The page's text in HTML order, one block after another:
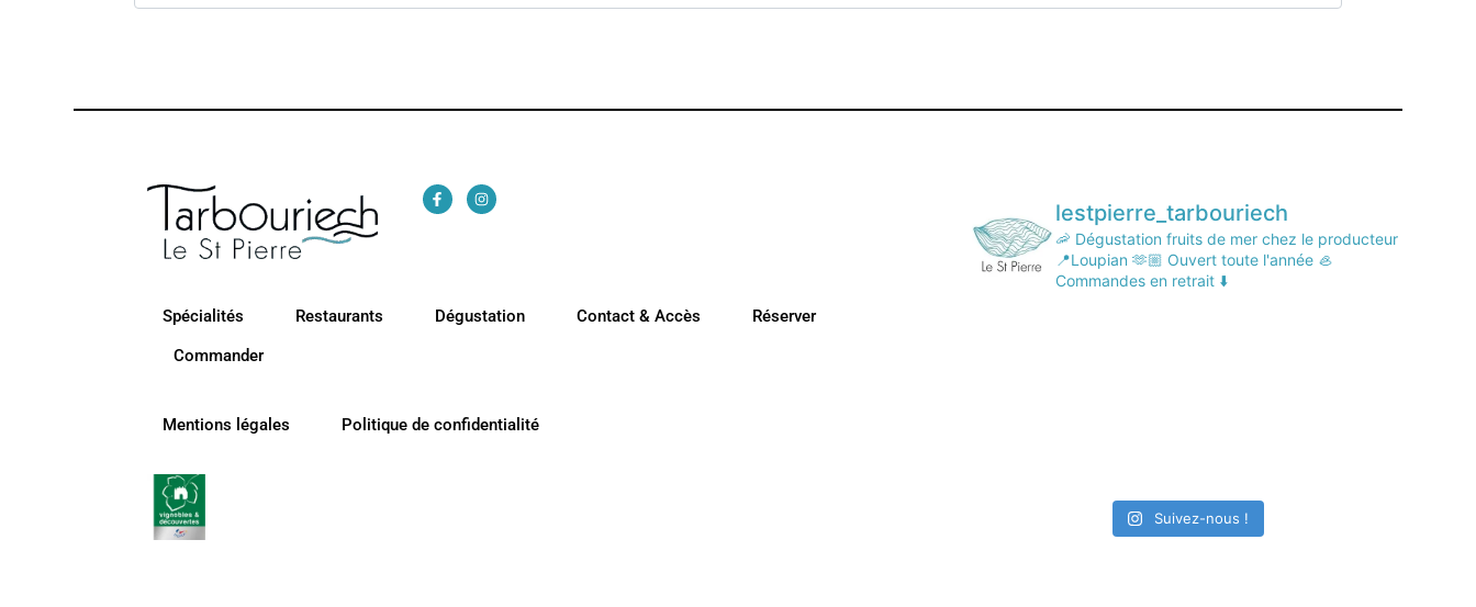
Spécialités Restaurants Dégustation Contact & Accès
Réserver
Commander
Mentions légales Politique de confidentialité
lestpierre_tarbouriech
🦐 Dégustation fruits de mer chez le producteur
📍Loupian 🫶🏼 Ouvert toute l'année 🦪
Commandes en retrait ⬇️
Suivez-nous !